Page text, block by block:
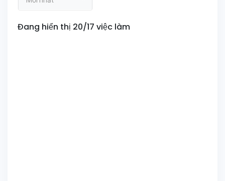
Đang hiển thị 20/17 việc làm